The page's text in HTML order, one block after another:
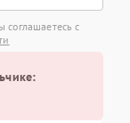
соглашаетесь с